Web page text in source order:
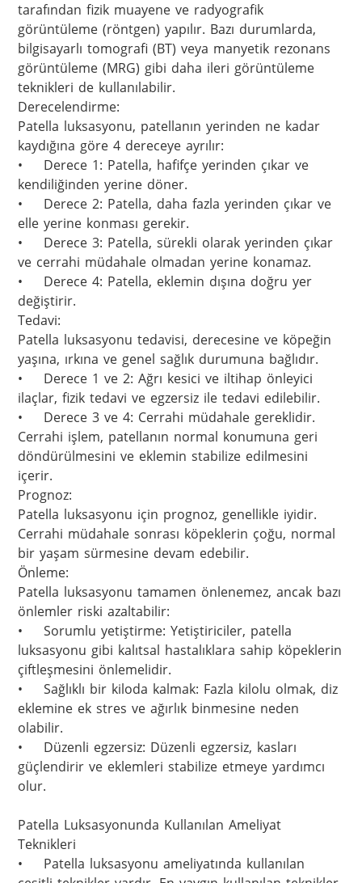
tarafından fizik muayene ve radyografik
görüntüleme (röntgen) yapılır. Bazı durumlarda,
bilgisayarlı tomografi (BT) veya manyetik rezonans
görüntüleme (MRG) gibi daha ileri görüntüleme
teknikleri de kullanılabilir.
Derecelendirme:
Patella luksasyonu, patellanın yerinden ne kadar
kaydığına göre 4 dereceye ayrılır:
•	Derece 1: Patella, hafifçe yerinden çıkar ve
kendiliğinden yerine döner.
•	Derece 2: Patella, daha fazla yerinden çıkar ve
elle yerine konması gerekir.
•	Derece 3: Patella, sürekli olarak yerinden çıkar
ve cerrahi müdahale olmadan yerine konamaz.
•	Derece 4: Patella, eklemin dışına doğru yer
değiştirir.
Tedavi:
Patella luksasyonu tedavisi, derecesine ve köpeğin
yaşına, ırkına ve genel sağlık durumuna bağlıdır.
•	Derece 1 ve 2: Ağrı kesici ve iltihap önleyici
ilaçlar, fizik tedavi ve egzersiz ile tedavi edilebilir.
•	Derece 3 ve 4: Cerrahi müdahale gereklidir.
Cerrahi işlem, patellanın normal konumuna geri
döndürülmesini ve eklemin stabilize edilmesini
içerir.
Prognoz:
Patella luksasyonu için prognoz, genellikle iyidir.
Cerrahi müdahale sonrası köpeklerin çoğu, normal
bir yaşam sürmesine devam edebilir.
Önleme:
Patella luksasyonu tamamen önlenemez, ancak bazı
önlemler riski azaltabilir:
•	Sorumlu yetiştirme: Yetiştiriciler, patella
luksasyonu gibi kalıtsal hastalıklara sahip köpeklerin
çiftleşmesini önlemelidir.
•	Sağlıklı bir kiloda kalmak: Fazla kilolu olmak, diz
eklemine ek stres ve ağırlık binmesine neden
olabilir.
•	Düzenli egzersiz: Düzenli egzersiz, kasları
güçlendirir ve eklemleri stabilize etmeye yardımcı
olur.
Patella Luksasyonunda Kullanılan Ameliyat
Teknikleri
•	Patella luksasyonu ameliyatında kullanılan